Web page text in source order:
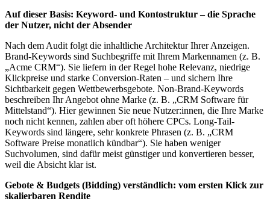
Auf dieser Basis: Keyword- und Kontostruktur – die Sprache
der Nutzer, nicht der Absender
Nach dem Audit folgt die inhaltliche Architektur Ihrer Anzeigen.
Brand-Keywords sind Suchbegriffe mit Ihrem Markennamen (z. B.
„Acme CRM“). Sie liefern in der Regel hohe Relevanz, niedrige
Klickpreise und starke Conversion-Raten – und sichern Ihre
Sichtbarkeit gegen Wettbewerbsgebote. Non-Brand-Keywords
beschreiben Ihr Angebot ohne Marke (z. B. „CRM Software für
Mittelstand“). Hier gewinnen Sie neue Nutzer:innen, die Ihre Marke
noch nicht kennen, zahlen aber oft höhere CPCs. Long-Tail-
Keywords sind längere, sehr konkrete Phrasen (z. B. „CRM
Software Preise monatlich kündbar“). Sie haben weniger
Suchvolumen, sind dafür meist günstiger und konvertieren besser,
weil die Absicht klar ist.
Gebote & Budgets (Bidding) verständlich: vom ersten Klick zur
skalierbaren Rendite